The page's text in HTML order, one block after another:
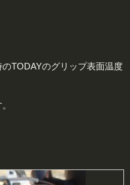
TODAYのグリップ表面温度